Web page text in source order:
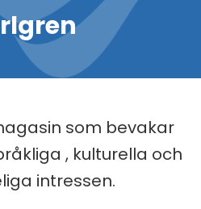
som bevakar
, kulturella och
intressen.